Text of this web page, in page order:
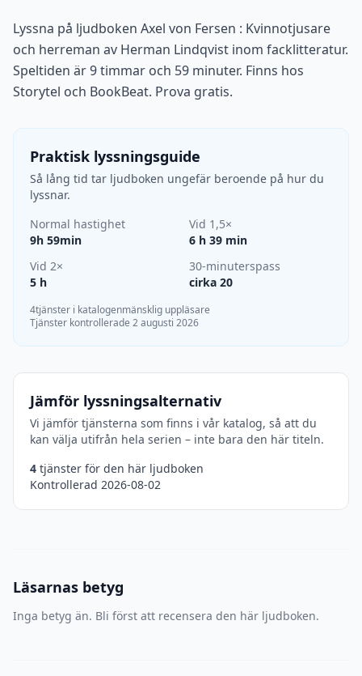
Lyssna på ljudboken Axel von Fersen : Kvinnotjusare
och herreman av Herman Lindqvist inom facklitteratur.
Speltiden är 9 timmar och 59 minuter. Finns hos
Storytel och BookBeat. Prova gratis.
Praktisk lyssningsguide
Så lång tid tar ljudboken ungefär beroende på hur du
lyssnar.
Normal hastighet
9h 59min
Vid 1,5×
6 h 39 min
Vid 2×
5 h
30-minuterspass
cirka 20
4tjänster i katalogenmänsklig uppläsare
Tjänster kontrollerade 2 augusti 2026
Jämför lyssningsalternativ
Vi jämför tjänsterna som finns i vår katalog, så att du
kan välja utifrån hela serien – inte bara den här titeln.
4 tjänster för den här ljudboken
Kontrollerad 2026-08-02
Läsarnas betyg
Inga betyg än. Bli först att recensera den här ljudboken.